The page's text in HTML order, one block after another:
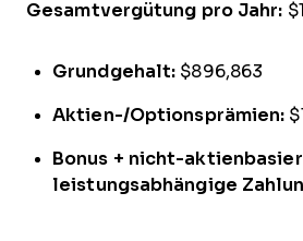
Gesamtvergütung pro Jahr:
Grundgehalt: $896,863
Aktien-/Optionsprämien:
Bonus + nicht-
leistungsabhängige